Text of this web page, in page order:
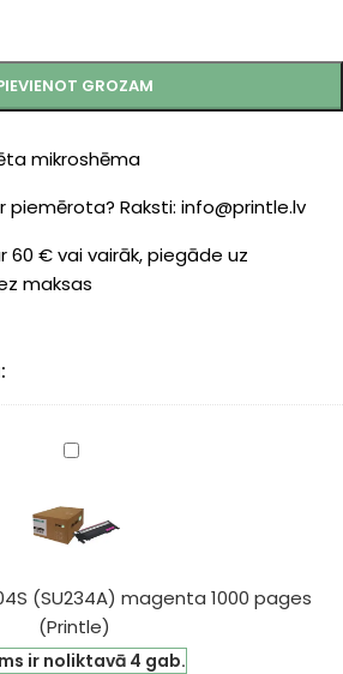
GROZAM
mikroshēma
piemērota? Raksti: info@printle.lv
60 € vai vairāk, piegāde uz
maksas
Samsung
M404S
(SU234A)
1000
pages
(Printle)
(SU234A) magenta 1000 pages
(Printle)
ir noliktavā 4 gab.